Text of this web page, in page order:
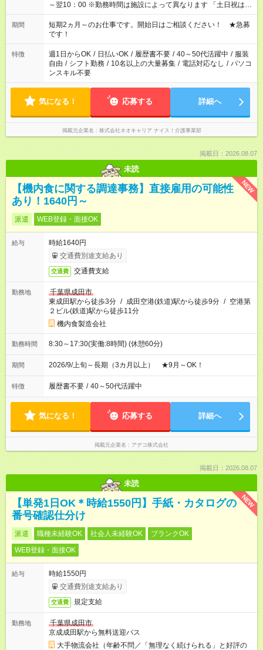
～翌10：00 ※勤務時間は施設によって異なります 「土日祝は休
みたい」 「しっかり稼ぎたい」 「もう少し遅い時間から始めた
い」など ご希望にあったお仕事をご案内いたします。 ※未経験
の方の場合は1～2ヶ月間は日中での仕事を経験いただき、 お
仕事に慣れてからの夜勤になります。 ★家庭の都合でお休みが
必要な場合も遠慮なくご相談ください。
期間
短期2ヵ月～のお仕事です。開始日はご相談ください！ ★急募
です！
特徴 週1日からOK / 日払いOK / 履歴書不要 / 40～50代活躍中 / 服装
自由 / シフト勤務 / 10名以上の大量募集 / 電話対応なし / パソコ
ンスキル不要
気になる！ 応募する 詳細へ
掲載元企業名 株式会社ネオキャリア ナイス！介護事業部
掲載日：2026.08.07
未読
NEW
【機内食に関する調達事務】直接雇用の可能性
あり！1640円～
派遣 WEB登録・面接OK
給与
時給1640円
交通費別途支給あり
交通費 交通費支給
勤務地
千葉県成田市
東成田駅から徒歩3分 / 成田空港(鉄道)駅から徒歩9分 / 空港第
２ビル(鉄道)駅から徒歩11分
機内食製造会社
勤務時間 8:30～17:30(実働:8時間) (休憩60分)
期間 2026/9/上旬～長期（3カ月以上） ★9月～OK！
特徴 履歴書不要 / 40～50代活躍中
気になる！ 応募する 詳細へ
掲載元企業名 アデコ株式会社
掲載日：2026.08.07
未読
NEW
【単発1日OK＊時給1550円】手紙・カタログの
番号確認仕分け
派遣 職種未経験OK 社会人未経験OK
ブランクOK
WEB登録・面接OK
給与
時給1550円
交通費別途支給あり
交通費 規定支給
勤務地
千葉県成田市
京成成田駅から無料送迎バス
大手物流会社（年齢不問／「無理なく続けられる」と好評の